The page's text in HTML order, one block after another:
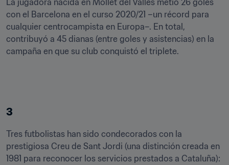
La jugadora nacida en Mollet del Vallès metió 26 goles
con el Barcelona en el curso 2020/21 –un récord para
cualquier centrocampista en Europa–. En total,
contribuyó a 45 dianas (entre goles y asistencias) en la
campaña en que su club conquistó el triplete.
3
Tres futbolistas han sido condecorados con la
prestigiosa Creu de Sant Jordi (una distinción creada en
1981 para reconocer los servicios prestados a Cataluña):